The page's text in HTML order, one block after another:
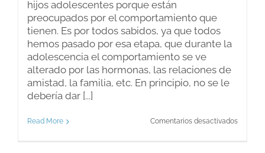
hijos adolescentes porque están
preocupados por el comportamiento que
tienen. Es por todos sabidos, ya que todos
hemos pasado por esa etapa, que durante la
adolescencia el comportamiento se ve
alterado por las hormonas, las relaciones de
amistad, la familia, etc. En principio, no se le
debería dar [...]
Read More Comentarios desactivadosen